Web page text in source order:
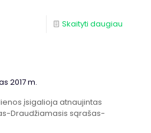
Skaityti daugiau
2017 m.
įsigalioja atnaujintas
Draudžiamasis sąrašas-